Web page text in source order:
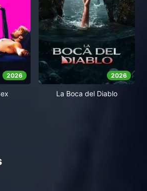
2026 2026
La Boca del Diablo